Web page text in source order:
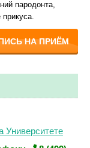
пародонта,
НА ПРИЁМ
Университете